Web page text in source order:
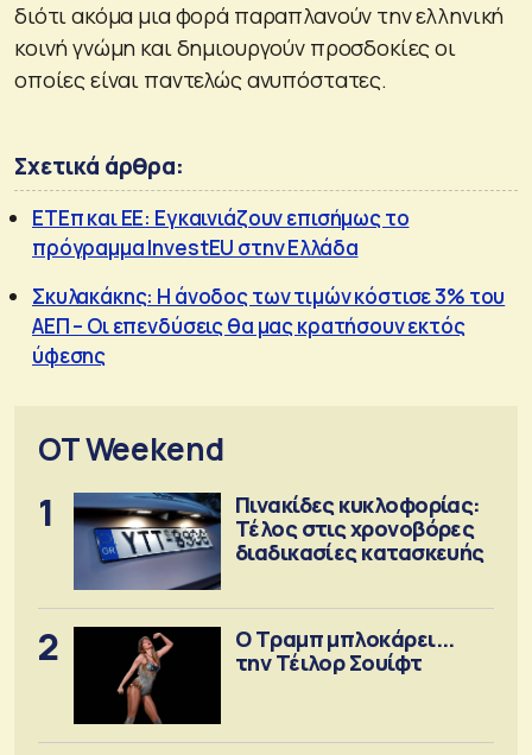
διότι ακόμα μια φορά παραπλανούν την ελληνική
κοινή γνώμη και δημιουργούν προσδοκίες οι
οποίες είναι παντελώς ανυπόστατες.
Σχετικά άρθρα:
ΕΤΕπ και ΕΕ: Εγκαινιάζουν επισήμως το
πρόγραμμα InvestEU στην Ελλάδα
Σκυλακάκης: Η άνοδος των τιμών κόστισε 3% του
ΑΕΠ – Οι επενδύσεις θα μας κρατήσουν εκτός
ύφεσης
OT Weekend
1
Πινακίδες κυκλοφορίας:
Τέλος στις χρονοβόρες
διαδικασίες κατασκευής
2
Ο Τραμπ μπλοκάρει...
την Τέιλορ Σουίφτ